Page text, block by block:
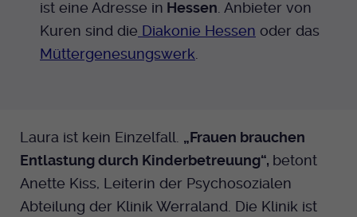
ist eine Adresse in Hessen . Anbieter von
Kuren sind die Diakonie Hessen oder das
Müttergenesungswerk
Laura ist kein Einzelfall. „Frauen brauchen
Entlastung durch Kinderbetreuung“, betont
Anette Kiss, Leiterin der Psychosozialen
Abteilung der Klinik Werraland. Die Klinik ist